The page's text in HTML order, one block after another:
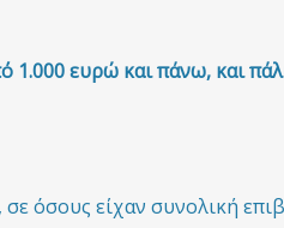
1.000 ευρώ και πάνω, και
όσους είχαν συνολική